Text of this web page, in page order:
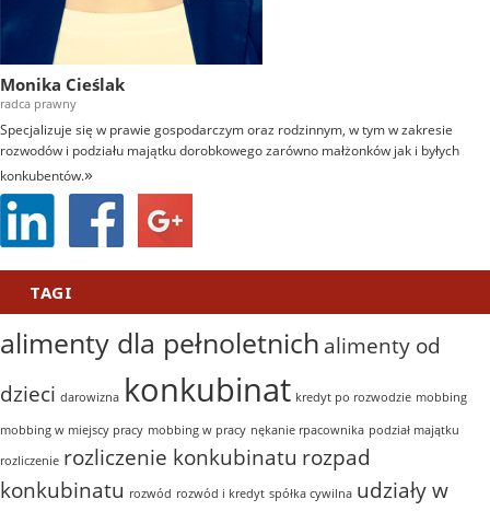
Monika Cieślak
radca prawny
Specjalizuje się w prawie gospodarczym oraz rodzinnym, w tym w zakresie
rozwodów i podziału majątku dorobkowego zarówno małżonków jak i byłych
konkubentów.»
TAGI
alimenty dla pełnoletnich alimenty od
dzieci darowizna konkubinat kredyt po rozwodzie mobbing
mobbing w miejscy pracy mobbing w pracy nękanie rpacownika podział majątku
rozliczenie rozliczenie konkubinatu rozpad
konkubinatu rozwód rozwód i kredyt spółka cywilna udziały w